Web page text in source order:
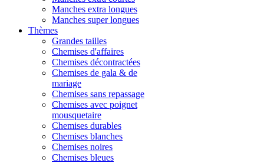
Manches extra longues
Manches super longues
Thèmes
Grandes tailles
Chemises d'affaires
Chemises décontractées
Chemises de gala & de
mariage
Chemises sans repassage
Chemises avec poignet
mousquetaire
Chemises durables
Chemises blanches
Chemises noires
Chemises bleues